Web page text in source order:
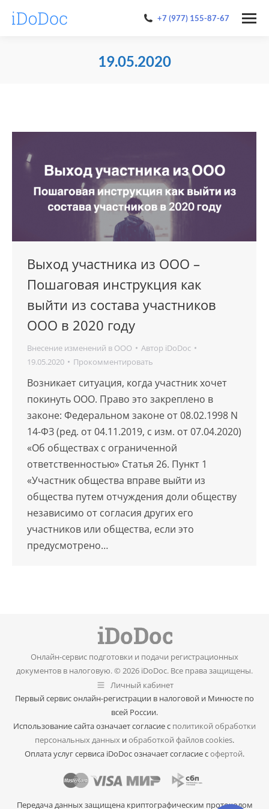
+7 (977) 155-87-67
19.05.2020
Выход участника из ООО –
Пошаговая инструкция как
выйти из состава участников
ООО в 2020 году
Внесение изменений в ООО Автор iDoDoc
19.05.2020
Прокомментировать
Возникает ситуация, когда участник хочет
покинуть ООО. Право это закреплено в
законе: Федеральном законе от 08.02.1998 N
14-ФЗ (ред. от 04.11.2019, с изм. от 07.04.2020)
«Об обществах с ограниченной
ответственностью» Статья 26. Пункт 1
«Участник общества вправе выйти из
общества путем отчуждения доли обществу
независимо от согласия других его
участников или общества, если это
предусмотрено…
Онлайн-сервис подготовки и подачи регистрационных
документов в налоговую. © 2026 iDoDoc. Все права защищены.
Личный кабинет
Первый сервис онлайн-регистрации в налоговой и Минюсте по
всей России.
Использование сайта означает согласие с политикой обработки
персональных данных иобработкой файлов cookies.
Оплата услуг сервиса iDoDoc означает согласие софертой.
Передача данных защищена криптографическим протоколом